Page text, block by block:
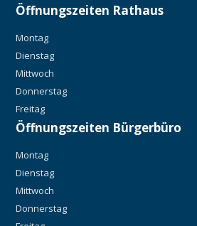
Öffnungszeiten Rathaus
Montag
Dienstag
Mittwoch
Donnerstag
Freitag
Öffnungszeiten Bürgerbüro
Montag
Dienstag
Mittwoch
Donnerstag